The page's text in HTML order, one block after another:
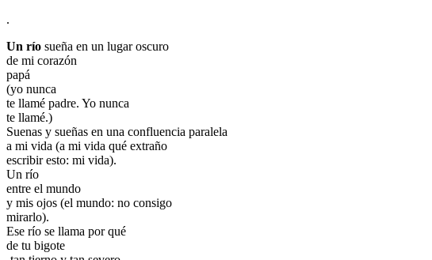
.
Un río sueña en un lugar oscuro
de mi corazón
papá
(yo nunca
te llamé padre. Yo nunca
te llamé.)
Suenas y sueñas en una confluencia paralela
a mi vida (a mi vida qué extraño
escribir esto: mi vida).
Un río
entre el mundo
y mis ojos (el mundo: no consigo
mirarlo).
Ese río se llama por qué
de tu bigote